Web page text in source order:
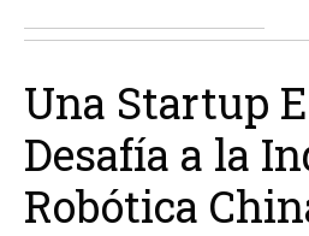
Una Startup
Desafía a la
Robótica